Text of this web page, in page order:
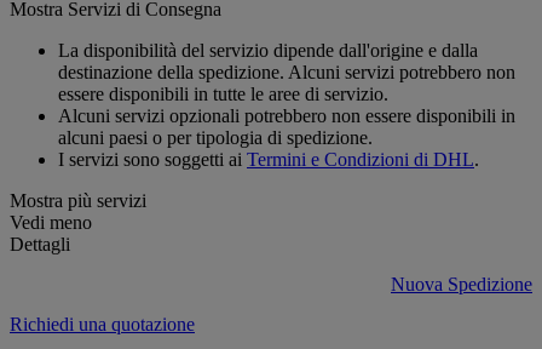
Mostra Servizi di Consegna
La disponibilità del servizio dipende dall'origine e dalla
destinazione della spedizione. Alcuni servizi potrebbero non
essere disponibili in tutte le aree di servizio.
Alcuni servizi opzionali potrebbero non essere disponibili in
alcuni paesi o per tipologia di spedizione.
I servizi sono soggetti ai Termini e Condizioni di DHL.
Mostra più servizi
Vedi meno
Dettagli
Nuova Spedizione
Richiedi una quotazione